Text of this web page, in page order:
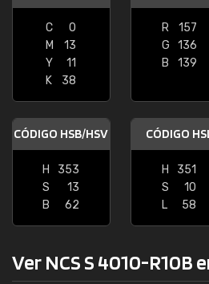
C
0
M
13
Y
11
K
38
R
157
G
136
B
139
CÓDIGO HSB/HSV
H
353
S
13
B
62
CÓDIGO
H
351
S
10
L
58
Ver NCS S 4010-R10B